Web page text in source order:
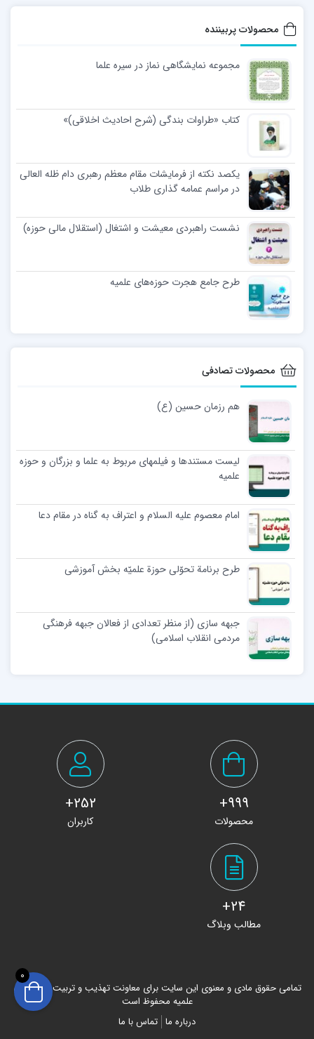
محصولات پربیننده
مجموعه نمایشگاهی نماز در سیره علما
کتاب «طراوات بندگی (شرح احادیث اخلاقی)»
یکصد نکته از فرمایشات مقام معظم رهبری دام ظله العالی
در مراسم عمامه گذاری طلاب
نشست راهبردی معیشت و اشتغال (استقلال مالی حوزه)
طرح جامع هجرت حوزه‌های علمیه
محصولات تصادفی
هم رزمان حسین (ع)
لیست مستندها و فیلمهای مربوط به علما و بزرگان و حوزه
علمیه
امام معصوم علیه السلام و اعتراف به گناه در مقام دعا
طرح برنامة تحوّلی حوزة علمیّه بخش آموزشی
جبهه سازی (از منظر تعدادی از فعالان جبهه فرهنگی
مردمی انقلاب اسلامی)
999+
محصولات
252+
کاربران
24+
مطالب وبلاگ
تمامی حقوق مادی و معنوی این سایت برای معاونت تهذیب و تربیت حوزه های
علمیه محفوظ است
درباره ما تماس با ما
0